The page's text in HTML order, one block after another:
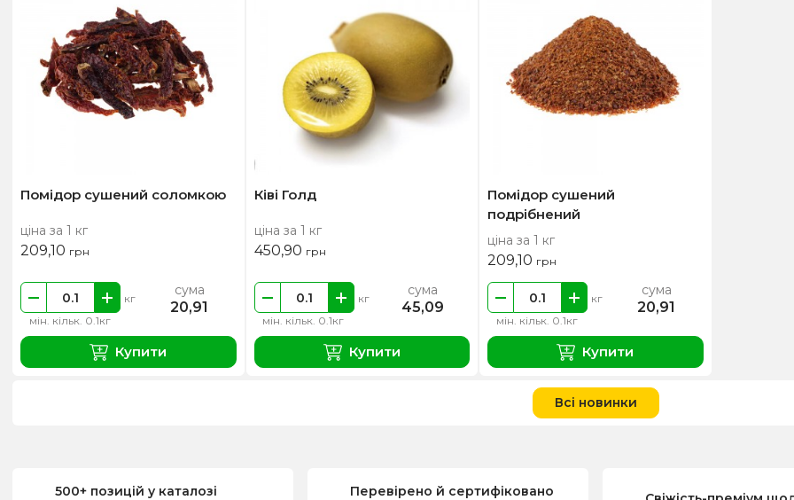
Помідор сушений соломкою
ціна за 1 кг
209,10 грн
мін. кільк. 0.1кг
кг сума
20,91
Купити
Ківі Голд
ціна за 1 кг
450,90 грн
мін. кільк. 0.1кг
кг сума
45,09
Купити
Помідор сушений
подрібнений
ціна за 1 кг
209,10 грн
мін. кільк. 0.1кг
кг сума
20,91
Купити
Всі новинки
500+ позицій у каталозі Перевірено й сертифіковано